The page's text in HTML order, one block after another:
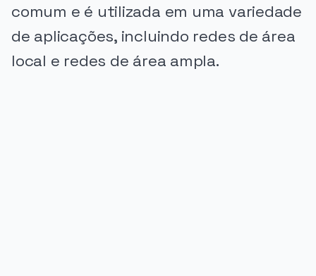
comum e é utilizada em uma variedade
de aplicações, incluindo redes de área
local e redes de área ampla.